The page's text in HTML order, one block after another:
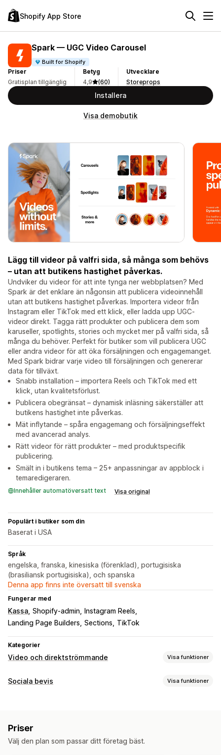
Shopify App Store
Spark — UGC Video Carousel
Built for Shopify
Priser
Gratisplan tillgänglig
Betyg
4,9
(60)
Utvecklare
Storeprops
Installera
Visa demobutik
Lägg till videor på valfri sida, så många som behövs
– utan att butikens hastighet påverkas.
Undviker du videor för att inte tynga ner webbplatsen? Med
Spark är det enklare än någonsin att publicera videoinnehåll
utan att butikens hastighet påverkas. Importera videor från
Instagram eller TikTok med ett klick, eller ladda upp UGC-
videor direkt. Tagga rätt produkter och publicera dem som
karuseller, spotlights, stories och mycket mer på valfri sida, så
många du behöver. Perfekt för butiker som vill publicera UGC
eller andra videor för att öka försäljningen och engagemanget.
Med Spark bidrar varje video till försäljningen och genererar
data för tillväxt.
Snabb installation – importera Reels och TikTok med ett
klick, utan kvalitetsförlust.
Publicera obegränsat – dynamisk inläsning säkerställer att
butikens hastighet inte påverkas.
Mät inflytande – spåra engagemang och försäljningseffekt
med avancerad analys.
Rätt videor för rätt produkter – med produktspecifik
publicering.
Smält in i butikens tema – 25+ anpassningar av appblock i
temaredigeraren.
Innehåller automatöversatt text Visa original
Populärt i butiker som din
Baserat i USA
Språk
engelska, franska, kinesiska (förenklad), portugisiska
(brasiliansk portugisiska), och spanska
Denna app finns inte översatt till svenska
Fungerar med
Kassa Shopify-admin
Instagram Reels
Landing Page Builders Sections TikTok
Kategorier
Video och direktströmmande Visa funktioner
Videohantering
Anpassning
Sociala bevis Visa funktioner
Priser
Välj den plan som passar ditt företag bäst.